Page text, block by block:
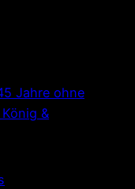
Jahre ohne
&